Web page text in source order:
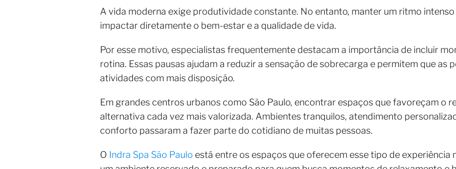
A vida moderna exige produtividade constante. No entanto, manter um ritmo
impactar diretamente o bem-estar e a qualidade de vida.
Por esse motivo, especialistas frequentemente destacam a importância de incluir
rotina. Essas pausas ajudam a reduzir a sensação de sobrecarga e permitem que as
atividades com mais disposição.
Em grandes centros urbanos como São Paulo, encontrar espaços que favoreçam o
alternativa cada vez mais valorizada. Ambientes tranquilos, atendimento
conforto passaram a fazer parte do cotidiano de muitas pessoas.
O Indra Spa São Paulo está entre os espaços que oferecem esse tipo de experiência